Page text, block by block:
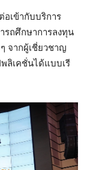
เข้ากับบริการ
รถศึกษาการลงทุน
จากผู้เชี่ยวชาญ
ลิเคชั่นได้แบบเรี